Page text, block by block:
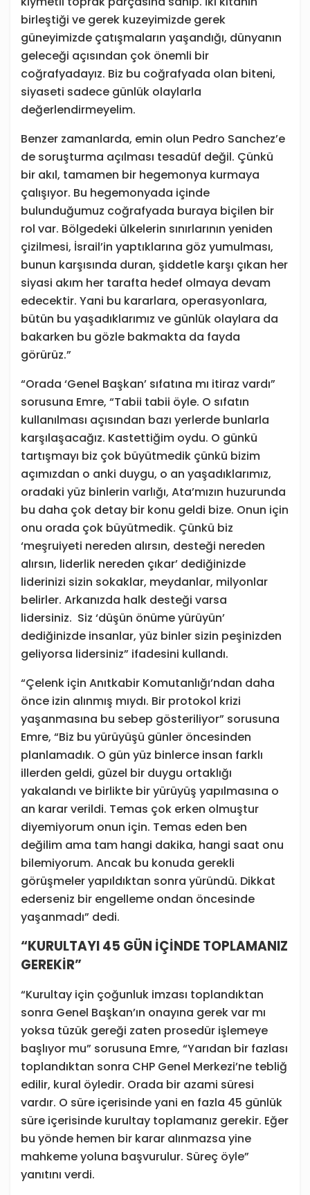
birleştiği ve gerek kuzeyimizde gerek
güneyimizde çatışmaların yaşandığı, dünyanın
geleceği açısından çok önemli bir
coğrafyadayız. Biz bu coğrafyada olan biteni,
siyaseti sadece günlük olaylarla
değerlendirmeyelim.
Benzer zamanlarda, emin olun Pedro Sanchez’e
de soruşturma açılması tesadüf değil. Çünkü
bir akıl, tamamen bir hegemonya kurmaya
çalışıyor. Bu hegemonyada içinde
bulunduğumuz coğrafyada buraya biçilen bir
rol var. Bölgedeki ülkelerin sınırlarının yeniden
çizilmesi, İsrail’in yaptıklarına göz yumulması,
bunun karşısında duran, şiddetle karşı çıkan her
siyasi akım her tarafta hedef olmaya devam
edecektir. Yani bu kararlara, operasyonlara,
bütün bu yaşadıklarımız ve günlük olaylara da
bakarken bu gözle bakmakta da fayda
görürüz.”
“Orada ‘Genel Başkan’ sıfatına mı itiraz vardı”
sorusuna Emre, “Tabii tabii öyle. O sıfatın
kullanılması açısından bazı yerlerde bunlarla
karşılaşacağız. Kastettiğim oydu. O günkü
tartışmayı biz çok büyütmedik çünkü bizim
açımızdan o anki duygu, o an yaşadıklarımız,
oradaki yüz binlerin varlığı, Ata’mızın huzurunda
bu daha çok detay bir konu geldi bize. Onun için
onu orada çok büyütmedik. Çünkü biz
‘meşruiyeti nereden alırsın, desteği nereden
alırsın, liderlik nereden çıkar’ dediğinizde
liderinizi sizin sokaklar, meydanlar, milyonlar
belirler. Arkanızda halk desteği varsa
lidersiniz. Siz ‘düşün önüme yürüyün’
dediğinizde insanlar, yüz binler sizin peşinizden
geliyorsa lidersiniz” ifadesini kullandı.
“Çelenk için Anıtkabir Komutanlığı’ndan daha
önce izin alınmış mıydı. Bir protokol krizi
yaşanmasına bu sebep gösteriliyor” sorusuna
Emre, “Biz bu yürüyüşü günler öncesinden
planlamadık. O gün yüz binlerce insan farklı
illerden geldi, güzel bir duygu ortaklığı
yakalandı ve birlikte bir yürüyüş yapılmasına o
an karar verildi. Temas çok erken olmuştur
diyemiyorum onun için. Temas eden ben
değilim ama tam hangi dakika, hangi saat onu
bilemiyorum. Ancak bu konuda gerekli
görüşmeler yapıldıktan sonra yüründü. Dikkat
ederseniz bir engelleme ondan öncesinde
yaşanmadı” dedi.
“KURULTAYI 45 GÜN İÇİNDE TOPLAMANIZ
GEREKİR”
“Kurultay için çoğunluk imzası toplandıktan
sonra Genel Başkan’ın onayına gerek var mı
yoksa tüzük gereği zaten prosedür işlemeye
başlıyor mu” sorusuna Emre, “Yarıdan bir fazlası
toplandıktan sonra CHP Genel Merkezi’ne tebliğ
edilir, kural öyledir. Orada bir azami süresi
vardır. O süre içerisinde yani en fazla 45 günlük
süre içerisinde kurultay toplamanız gerekir. Eğer
bu yönde hemen bir karar alınmazsa yine
mahkeme yoluna başvurulur. Süreç öyle”
yanıtını verdi.